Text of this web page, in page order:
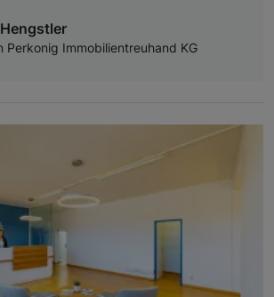
Perkonig Immobilientreuhand KG